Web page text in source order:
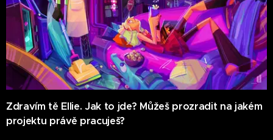
Zdravím tě Ellie. Jak to jde? Můžeš prozradit na jakém
projektu právě pracuješ?